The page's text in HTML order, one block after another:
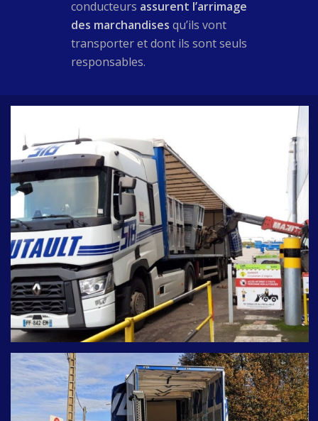
conducteurs assurent l’arrimage
des marchandises qu’ils vont
transporter et dont ils sont seuls
responsables.